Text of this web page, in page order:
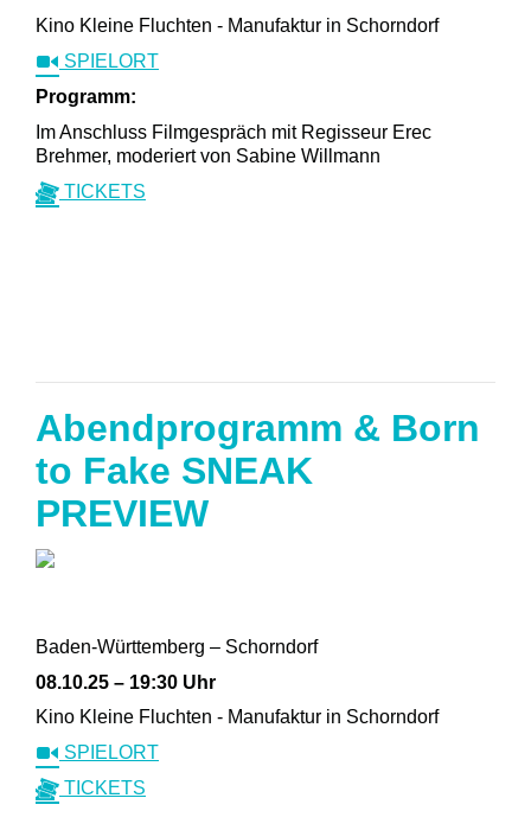
Kino Kleine Fluchten - Manufaktur in Schorndorf
SPIELORT
Programm:
Im Anschluss Filmgespräch mit Regisseur Erec
Brehmer, moderiert von Sabine Willmann
TICKETS
Abendprogramm & Born
to Fake SNEAK
PREVIEW
Baden-Württemberg – Schorndorf
08.10.25 – 19:30 Uhr
Kino Kleine Fluchten - Manufaktur in Schorndorf
SPIELORT
TICKETS